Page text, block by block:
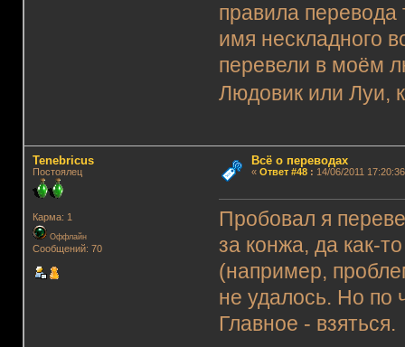
правила перевода
имя нескладного
перевели в моём
Людовик или Луи,
Tenebricus
Постоялец
Карма: 1
Оффлайн
Сообщений: 70
Всё о переводах
« Ответ #48: 14/06/2011
Пробовал я
за конжа, да как-
(например,
не удалось. Но по
Главное - взяться.